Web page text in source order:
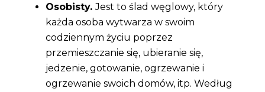
Osobisty.Jest to ślad węglowy, który
każda osoba wytwarza w swoim
codziennym życiu poprzez
przemieszczanie się, ubieranie się,
jedzenie, gotowanie, ogrzewanie i
ogrzewanie swoich domów, itp. Według